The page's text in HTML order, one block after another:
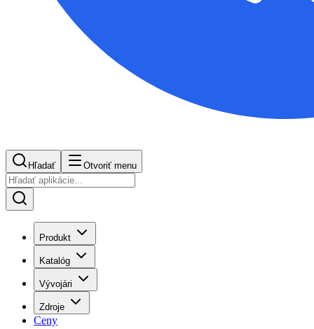
Hľadať Otvoriť menu
Produkt
Katalóg
Vývojári
Zdroje
Ceny